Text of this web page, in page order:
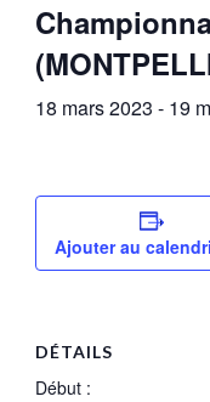
18 mars 2023 - 19
Ajouter au
DÉTAILS
Début :